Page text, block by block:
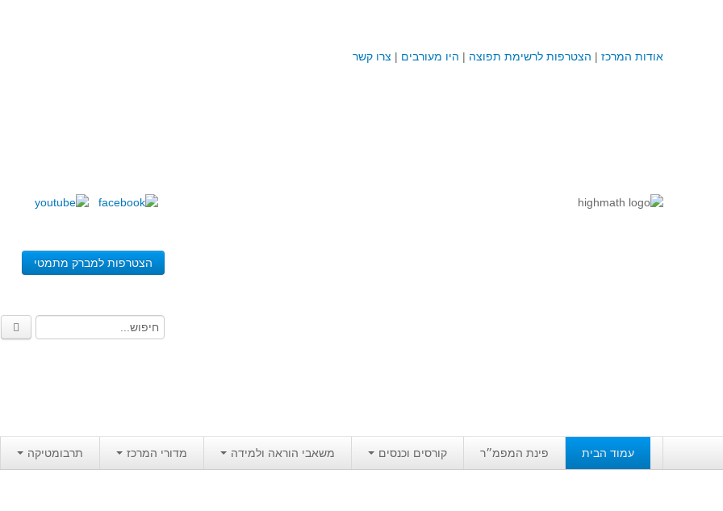
אודות המרכז | הצטרפות לרשימת תפוצה | היו מעורבים | צרו קשר
הצטרפות למברק מתמטי
עמוד הבית פינת המפמ״ר קורסים וכנסים משאבי הוראה ולמידה מדורי המרכז תרבומטיקה